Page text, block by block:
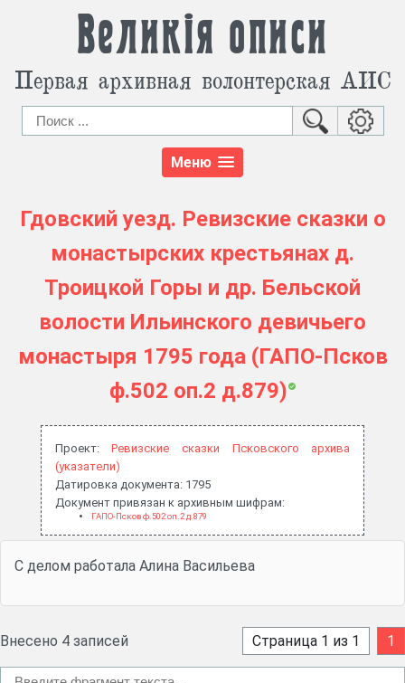
Великія описи
Первая архивная волонтерская АИС
Меню
Гдовский уезд. Ревизские сказки о
монастырских крестьянах д.
Троицкой Горы и др. Бельской
волости Ильинского девичьего
монастыря 1795 года (ГАПО-Псков
ф.502 оп.2 д.879)
Проект:Ревизские сказки Псковского архива
(указатели)
Датировка документа: 1795
Документ привязан к архивным шифрам:
ГАПО-Псков ф.502 оп.2 д.879
С делом работала Алина Васильева
Внесено 4 записей Страница 1 из 1 1